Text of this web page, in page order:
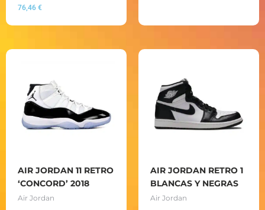
76,46 €
AIR JORDAN 11 RETRO
‘CONCORD’ 2018
Air Jordan
AIR JORDAN RETRO 1
BLANCAS Y NEGRAS
Air Jordan